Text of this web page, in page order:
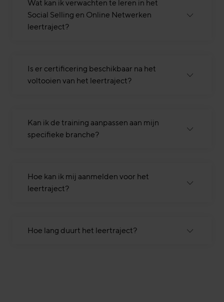
Wat kan ik verwachten te leren in het
Social Selling en Online Netwerken
leertraject?
Is er certificering beschikbaar na het
voltooien van het leertraject?
Kan ik de training aanpassen aan mijn
specifieke branche?
Hoe kan ik mij aanmelden voor het
leertraject?
Hoe lang duurt het leertraject?